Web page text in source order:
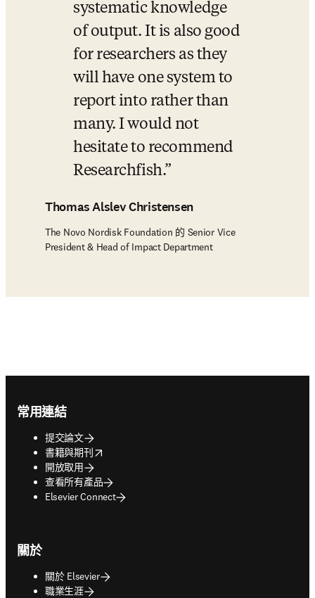
systematic knowledge
of output. It is also good
for researchers as they
will have one system to
report into rather than
many. I would not
hesitate to recommend
Researchfish.
Thomas Alslev Christensen
The Novo Nordisk Foundation 的 Senior Vice
President & Head of Impact Department
常用連結
提交論文
書籍與期刊
opens in new tab/window
開放取用
查看所有產品
Elsevier Connect
關於
關於 Elsevier
職業生涯